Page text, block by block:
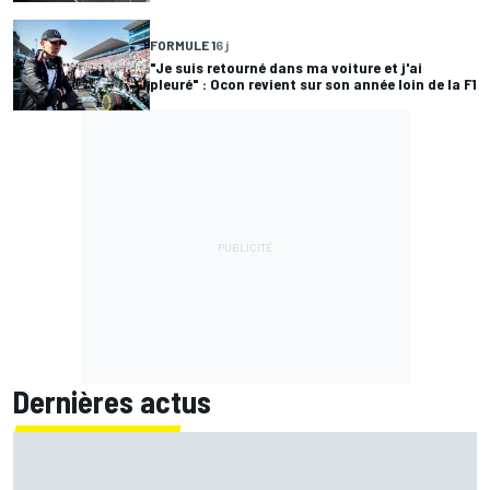
FORMULE 16 j
"Je suis retourné dans ma voiture et j'ai
pleuré" : Ocon revient sur son année loin de la F1
Dernières actus